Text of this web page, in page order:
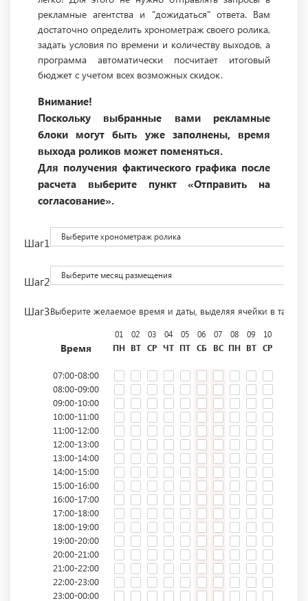
рекламные агентства и "дожидаться" ответа. Вам
достаточно определить хронометраж своего ролика,
задать условия по времени и количеству выходов, а
программа автоматически посчитает итоговый
бюджет с учетом всех возможных скидок.
Внимание!
Поскольку выбранные вами рекламные
блоки могут быть уже заполнены, время
выхода роликов может поменяться.
Для получения фактического графика после
расчета выберите пункт «Отправить на
согласование».
Шаг1 Выберите хронометраж ролика
Шаг2 Выберите месяц размещения
Шаг3Выберите желаемое время и даты, выделяя ячейки в
Время
01
ПН
02
ВТ
03
СР
04
ЧТ
05
ПТ
06
СБ
07
ВС
08
ПН
09
ВТ
10
СР
07:00-08:00
08:00-09:00
09:00-10:00
10:00-11:00
11:00-12:00
12:00-13:00
13:00-14:00
14:00-15:00
15:00-16:00
16:00-17:00
17:00-18:00
18:00-19:00
19:00-20:00
20:00-21:00
21:00-22:00
22:00-23:00
23:00-00:00